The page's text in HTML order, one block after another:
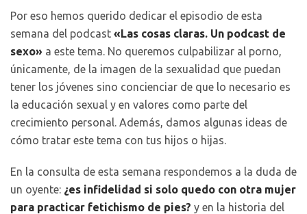
Por eso hemos querido dedicar el episodio de esta
semana del podcast «Las cosas claras. Un podcast de
sexo» a este tema. No queremos culpabilizar al porno,
únicamente, de la imagen de la sexualidad que puedan
tener los jóvenes sino concienciar de que lo necesario es
la educación sexual y en valores como parte del
crecimiento personal. Además, damos algunas ideas de
cómo tratar este tema con tus hijos o hijas.
En la consulta de esta semana respondemos a la duda de
un oyente: ¿es infidelidad si solo quedo con otra mujer
para practicar fetichismo de pies? y en la historia del